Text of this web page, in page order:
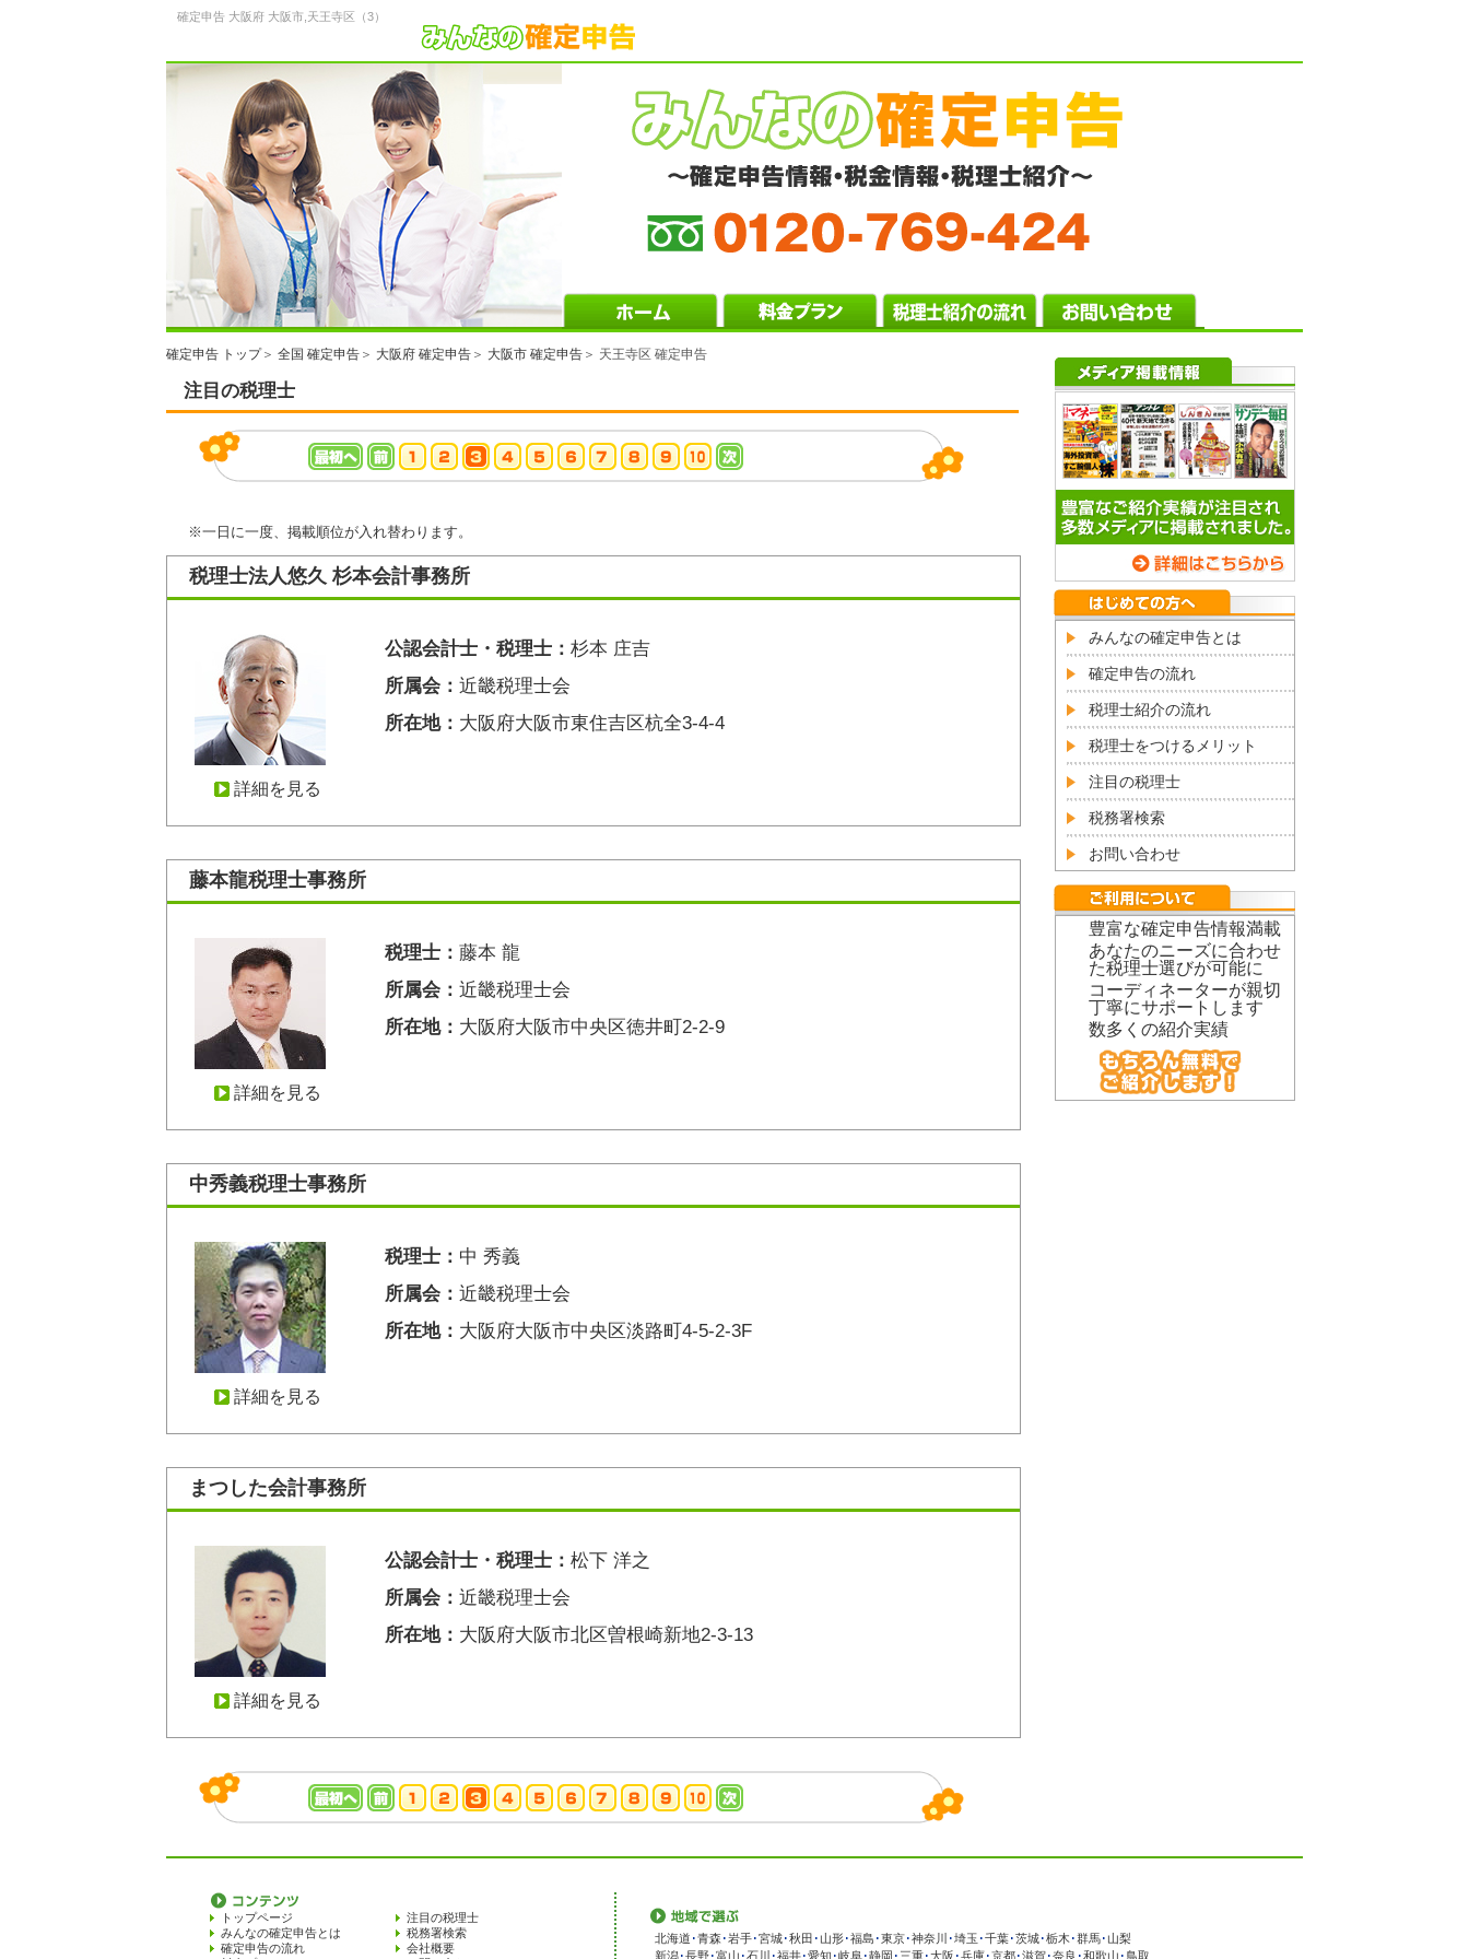
確定申告 大阪府 大阪市,天王寺区（3）
確定申告 トップ＞ 全国 確定申告 ＞ 大阪府 確定申告 ＞ 大阪市 確定申告 ＞ 天王寺区 確定申告
注目の税理士
※一日に一度、掲載順位が入れ替わります。
税理士法人悠久 杉本会計事務所
詳細を見る
公認会計士・税理士： 杉本 庄吉
所属会： 近畿税理士会
所在地： 大阪府大阪市東住吉区杭全3-4-4
藤本龍税理士事務所
詳細を見る
税理士： 藤本 龍
所属会： 近畿税理士会
所在地： 大阪府大阪市中央区徳井町2-2-9
中秀義税理士事務所
詳細を見る
税理士： 中 秀義
所属会： 近畿税理士会
所在地： 大阪府大阪市中央区淡路町4-5-2-3F
まつした会計事務所
詳細を見る
公認会計士・税理士： 松下 洋之
所属会： 近畿税理士会
所在地： 大阪府大阪市北区曽根崎新地2-3-13
みんなの確定申告とは
確定申告の流れ
税理士紹介の流れ
税理士をつけるメリット
注目の税理士
税務署検索
お問い合わせ
豊富な確定申告情報満載
あなたのニーズに合わせ
た税理士選びが可能に
コーディネーターが親切
丁寧にサポートします
数多くの紹介実績
トップページ
みんなの確定申告とは
確定申告の流れ
注目の税理士
税務署検索
会社概要
北海道 ･青森･岩手･宮城･秋田 ･ 山形･福島 ･東京･神奈川 ･埼玉 ･千葉･茨城･栃木 ･群馬･ 山梨
新潟･長野･富山 ･石川 ･福井･愛知 ･岐阜･静岡 ･ 三重･大阪 ･兵庫･京都･滋賀･奈良 ･和歌山 ･ 鳥取